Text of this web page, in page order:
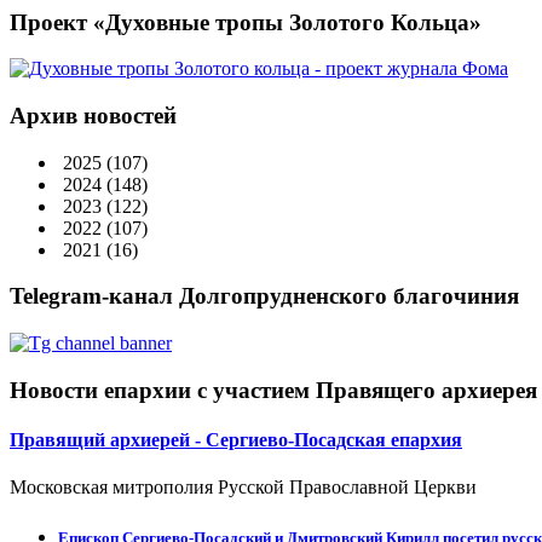
Проект «Духовные тропы Золотого Кольца»
Архив новостей
2025 (107)
2024 (148)
2023 (122)
2022 (107)
2021 (16)
Telegram-канал Долгопрудненского благочиния
Новости епархии с участием Правящего архиерея
Правящий архиерей - Сергиево-Посадская епархия
Московская митрополия Русской Православной Церкви
Епископ Сергиево-Посадский и Дмитровский Кирилл посетил